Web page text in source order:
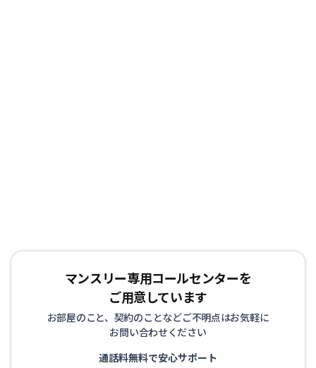
マンスリー専用コールセンターを
ご用意しています
お部屋のこと、契約のことなどご不明点はお気軽に
お問い合わせください
通話料無料で安心サポート